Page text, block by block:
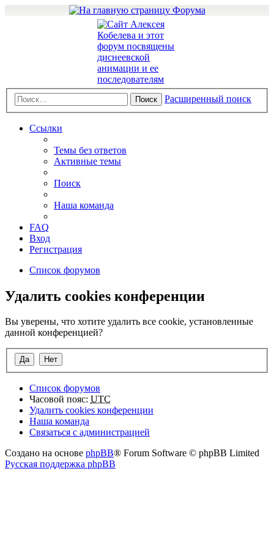
Поиск Расширенный поиск
Ссылки
Темы без ответов
Активные темы
Поиск
Наша команда
FAQ
Вход
Регистрация
Список форумов
Удалить cookies конференции
Вы уверены, что хотите удалить все cookie, установленные
данной конференцией?
Список форумов
Часовой пояс: UTC
Удалить cookies конференции
Наша команда
Связаться с администрацией
Создано на основе phpBB® Forum Software © phpBB Limited
Русская поддержка phpBB